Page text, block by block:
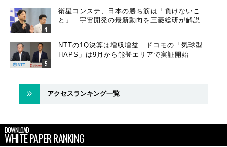
衛星コンステ、日本の勝ち筋は「負けないこ
と」 宇宙開発の最新動向を三菱総研が解説
NTTの1Q決算は増収増益 ドコモの「気球型
HAPS」は9月から能登エリアで実証開始
アクセスランキング一覧
DOWNLOAD
WHITE PAPER RANKING